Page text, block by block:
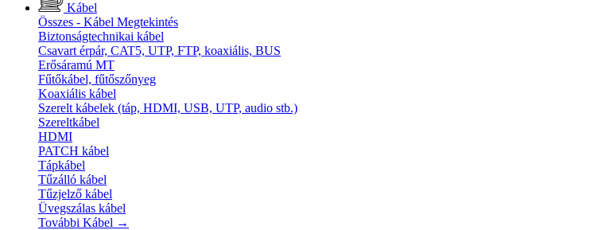
Kábel
Összes - Kábel Megtekintés
Biztonságtechnikai kábel
Csavart érpár, CAT5, UTP, FTP, koaxiális, BUS
Erősáramú MT
Fűtőkábel, fűtőszőnyeg
Koaxiális kábel
Szerelt kábelek (táp, HDMI, USB, UTP, audio stb.)
Szereltkábel
HDMI
PATCH kábel
Tápkábel
Tűzálló kábel
Tűzjelző kábel
Üvegszálas kábel
További Kábel →